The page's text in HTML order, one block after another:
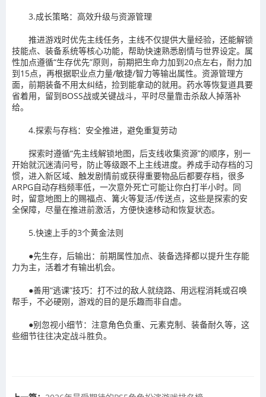
3.成长策略：高效升级与资源管理
推进游戏时优先主线任务，主线不仅提供大量经验，还能解锁
技能点、装备系统等核心功能，帮助快速熟悉剧情与世界设定。属
性加点遵循“生存优先”原则，前期把生命力加到20点左右，耐力加
到15点，再根据职业点力量/敏捷/智力等输出属性。资源管理方
面，前期装备不用太纠结，捡到能拿动的就用。药水等恢复道具要
省着用，留到BOSS战或关键战斗，平时尽量靠击杀敌人掉落补
给。
4.探索与存档：安全推进，避免重复劳动
探索时遵循“先主线解锁地图，后支线收集资源”的顺序，别一
开始就沉迷清问号，防止等级跟不上主线进度。养成手动存档的习
惯，进入新区域、触发剧情前或获得重要物品后都要存档，很多
ARPG自动存档频率低，一次意外死亡可能让你白打半小时。同
时，留意地图上的赐福点、篝火等复活/传送点，这些是探索的安
全保障，尽量在推进前激活，方便快速移动和恢复状态。
5.快速上手的3个黄金法则
●先生存，后输出：前期属性加点、装备选择都以提升生存能
力为主，活着才有输出机会。
●善用“逃课”技巧：打不过的敌人就绕路、用远程消耗或召唤
帮手，不必硬刚，游戏的目的是乐趣而非自虐。
●别忽视小细节：注意角色负重、元素克制、装备耐久等，这
些细节往往决定战斗胜负。